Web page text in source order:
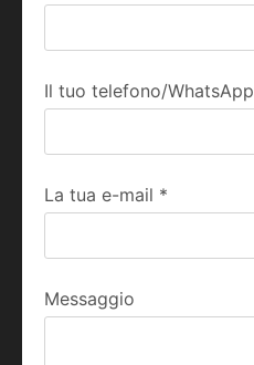
Il tuo telefono/WhatsApp
La tua e-mail *
Messaggio